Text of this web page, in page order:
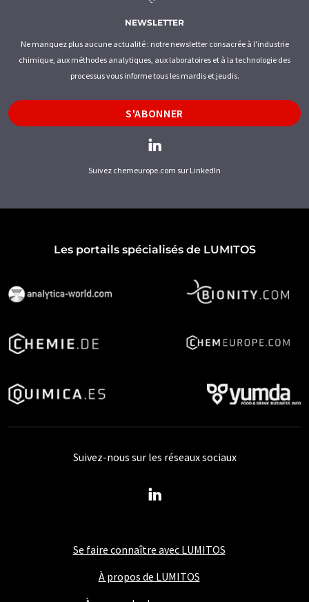
NEWSLETTER
Ne manquez plus aucune actualité : notre newsletter consacrée à l'industrie
chimique, aux méthodes analytiques, aux laboratoires et à la technologie des
processus vous informe tous les mardis et jeudis.
S'ABONNER
Suivez chemeurope.com sur LinkedIn
Les portails spécialisés de LUMITOS
Se faire connaître avec LUMITOS
À propos de LUMITOS
Suivez-nous sur les réseaux sociaux